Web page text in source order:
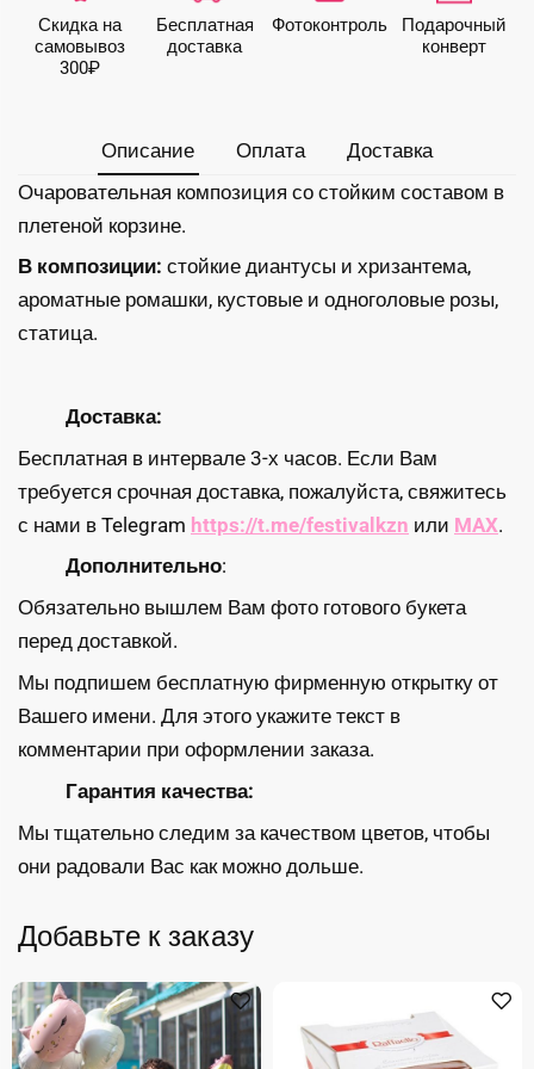
хризантемой
розами
Скидка на
самовывоз
300₽
Бесплатная
доставка
Фото­контроль
Подарочный
конверт
Описание Оплата
Доставка
Очаровательная композиция со стойким составом в
плетеной корзине.
В композиции: стойкие диантусы и хризантема,
ароматные ромашки, кустовые и одноголовые розы,
статица.
Доставка:
Бесплатная в интервале 3-х часов. Если Вам
требуется срочная доставка, пожалуйста, свяжитесь
с нами в Telegram https://t.me/festivalkzn или MAX.
Дополнительно:
Обязательно вышлем Вам фото готового букета
перед доставкой.
Мы подпишем бесплатную фирменную открытку от
Вашего имени. Для этого укажите текст в
комментарии при оформлении заказа.
Гарантия качества:
Мы тщательно следим за качеством цветов, чтобы
они радовали Вас как можно дольше.
Добавьте к заказу